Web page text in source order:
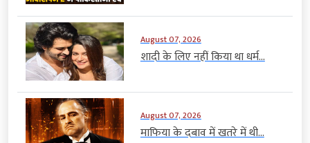
August 07, 2026
शादी के लिए नहीं किया था धर्म...
August 07, 2026
माफिया के दबाव में खतरे में थी...